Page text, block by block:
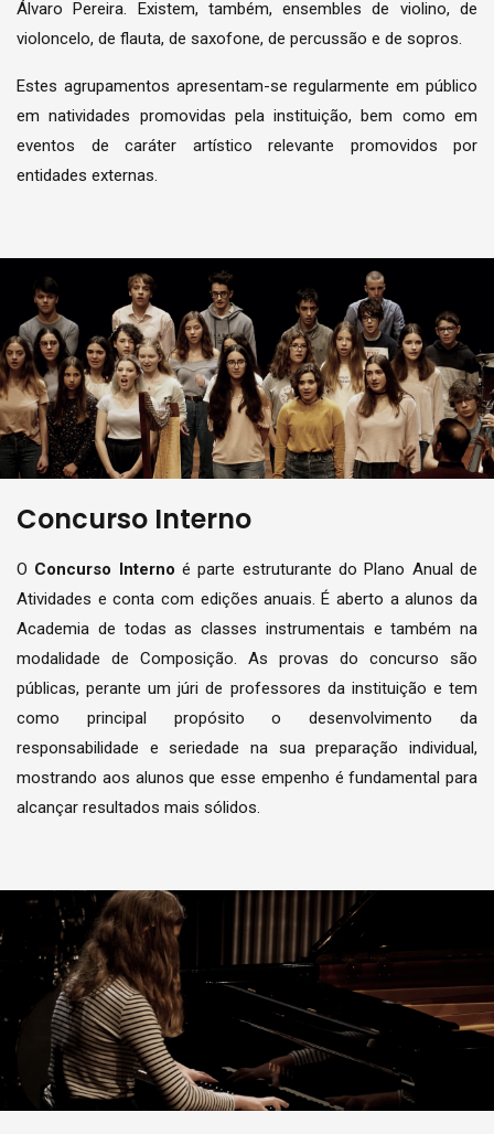
Álvaro Pereira. Existem, também, ensembles de violino, de
violoncelo, de flauta, de saxofone, de percussão e de sopros.
Estes agrupamentos apresentam-se regularmente em público
em natividades promovidas pela instituição, bem como em
eventos de caráter artístico relevante promovidos por
entidades externas.
Concurso Interno
O Concurso Interno é parte estruturante do Plano Anual de
Atividades e conta com edições anuais. É aberto a alunos da
Academia de todas as classes instrumentais e também na
modalidade de Composição. As provas do concurso são
públicas, perante um júri de professores da instituição e tem
como principal propósito o desenvolvimento da
responsabilidade e seriedade na sua preparação individual,
mostrando aos alunos que esse empenho é fundamental para
alcançar resultados mais sólidos.